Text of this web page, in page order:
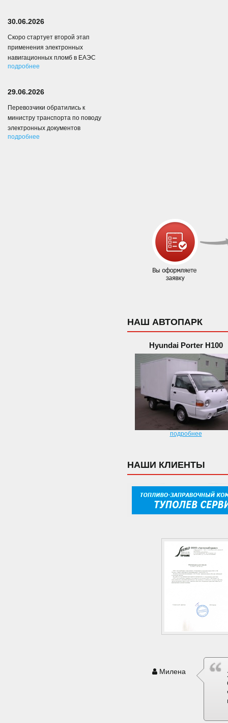
НАШ АВТОПАРК
Hyundai Porter H100
подробнее
НАШИ КЛИЕНТЫ
Милена
30.06.2026
Скоро стартует второй этап
применения электронных
навигационных пломб в ЕАЭС
подробнее
29.06.2026
Перевозчики обратились к
министру транспорта по поводу
электронных документов
подробнее